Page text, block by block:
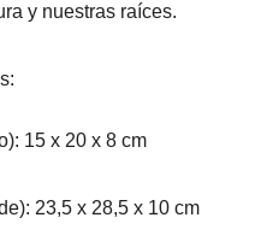
y nuestras raíces.
15 x 20 x 8 cm
23,5 x 28,5 x 10 cm